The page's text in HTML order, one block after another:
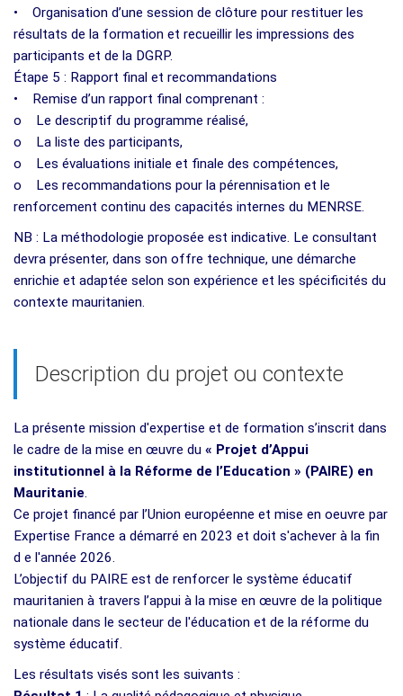
• Organisation d’une session de clôture pour restituer les
résultats de la formation et recueillir les impressions des
participants et de la DGRP.
Étape 5 : Rapport final et recommandations
• Remise d’un rapport final comprenant :
o Le descriptif du programme réalisé,
o La liste des participants,
o Les évaluations initiale et finale des compétences,
o Les recommandations pour la pérennisation et le
renforcement continu des capacités internes du MENRSE.
NB : La méthodologie proposée est indicative. Le consultant
devra présenter, dans son offre technique, une démarche
enrichie et adaptée selon son expérience et les spécificités du
contexte mauritanien.
Description du projet ou contexte
La présente mission d'expertise et de formation s’inscrit dans
le cadre de la mise en œuvre du « Projet d’Appui
institutionnel à la Réforme de l’Education » (PAIRE) en
Mauritanie.
Ce projet financé par l’Union européenne et mise en oeuvre par
Expertise France a démarré en 2023 et doit s'achever à la fin
d e l'année 2026.
L’objectif du PAIRE est de renforcer le système éducatif
mauritanien à travers l’appui à la mise en œuvre de la politique
nationale dans le secteur de l'éducation et de la réforme du
système éducatif.
Les résultats visés sont les suivants :